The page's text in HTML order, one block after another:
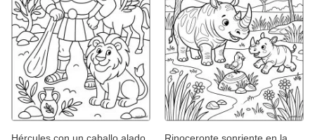
Hércules con un caballo alado
Rinoceronte sonriente en la